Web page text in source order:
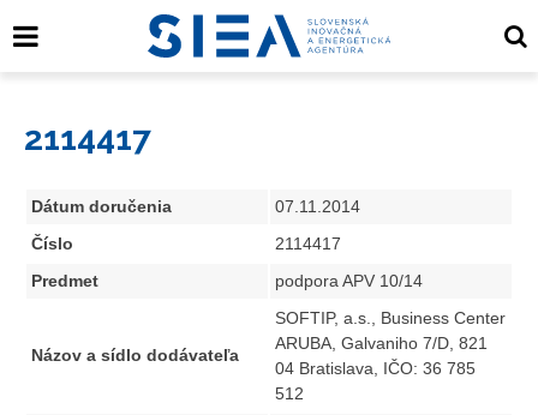
2114417
Dátum doručenia
07.11.2014
Číslo
2114417
Predmet
podpora APV 10/14
Názov a sídlo dodávateľa
SOFTIP, a.s., Business Center
ARUBA, Galvaniho 7/D, 821
04 Bratislava, IČO: 36 785
512